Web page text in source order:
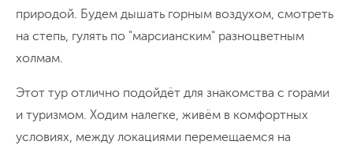
природой. Будем дышать горным воздухом, смотреть
на степь, гулять по "марсианским" разноцветным
холмам.
Этот тур отлично подойдёт для знакомства с горами
и туризмом. Ходим налегке, живём в комфортных
условиях, между локациями перемещаемся на